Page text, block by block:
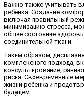
Важно также учитывать
ребенка. Создание
включая правильный
минимизацию стресса,
общее состояние
соединительной ткани.
Таким образом,
комплексного подхода,
консультирование,
риска. Своевременные
жизни ребенка и
будущем.